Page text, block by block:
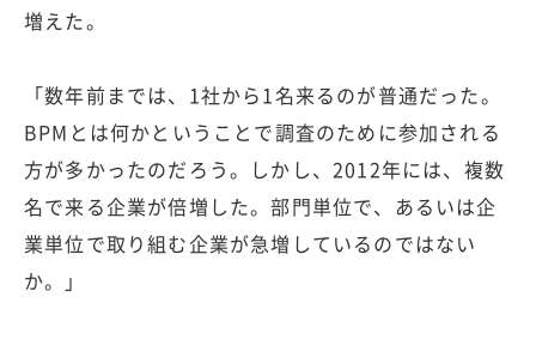
増えた。
「数年前までは、1社から1名来るのが普通だった。
BPMとは何かということで調査のために参加される
方が多かったのだろう。しかし、2012年には、複数
名で来る企業が倍増した。部門単位で、あるいは企
業単位で取り組む企業が急増しているのではない
か。」